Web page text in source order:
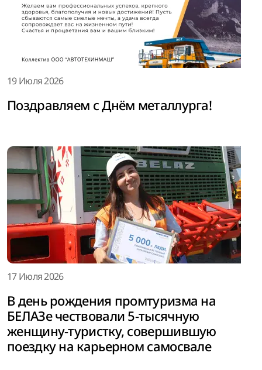
19 Июля 2026
Поздравляем с Днём металлурга!
17 Июля 2026
В день рождения промтуризма на
БЕЛАЗе чествовали 5-тысячную
женщину-туристку, совершившую
поездку на карьерном самосвале